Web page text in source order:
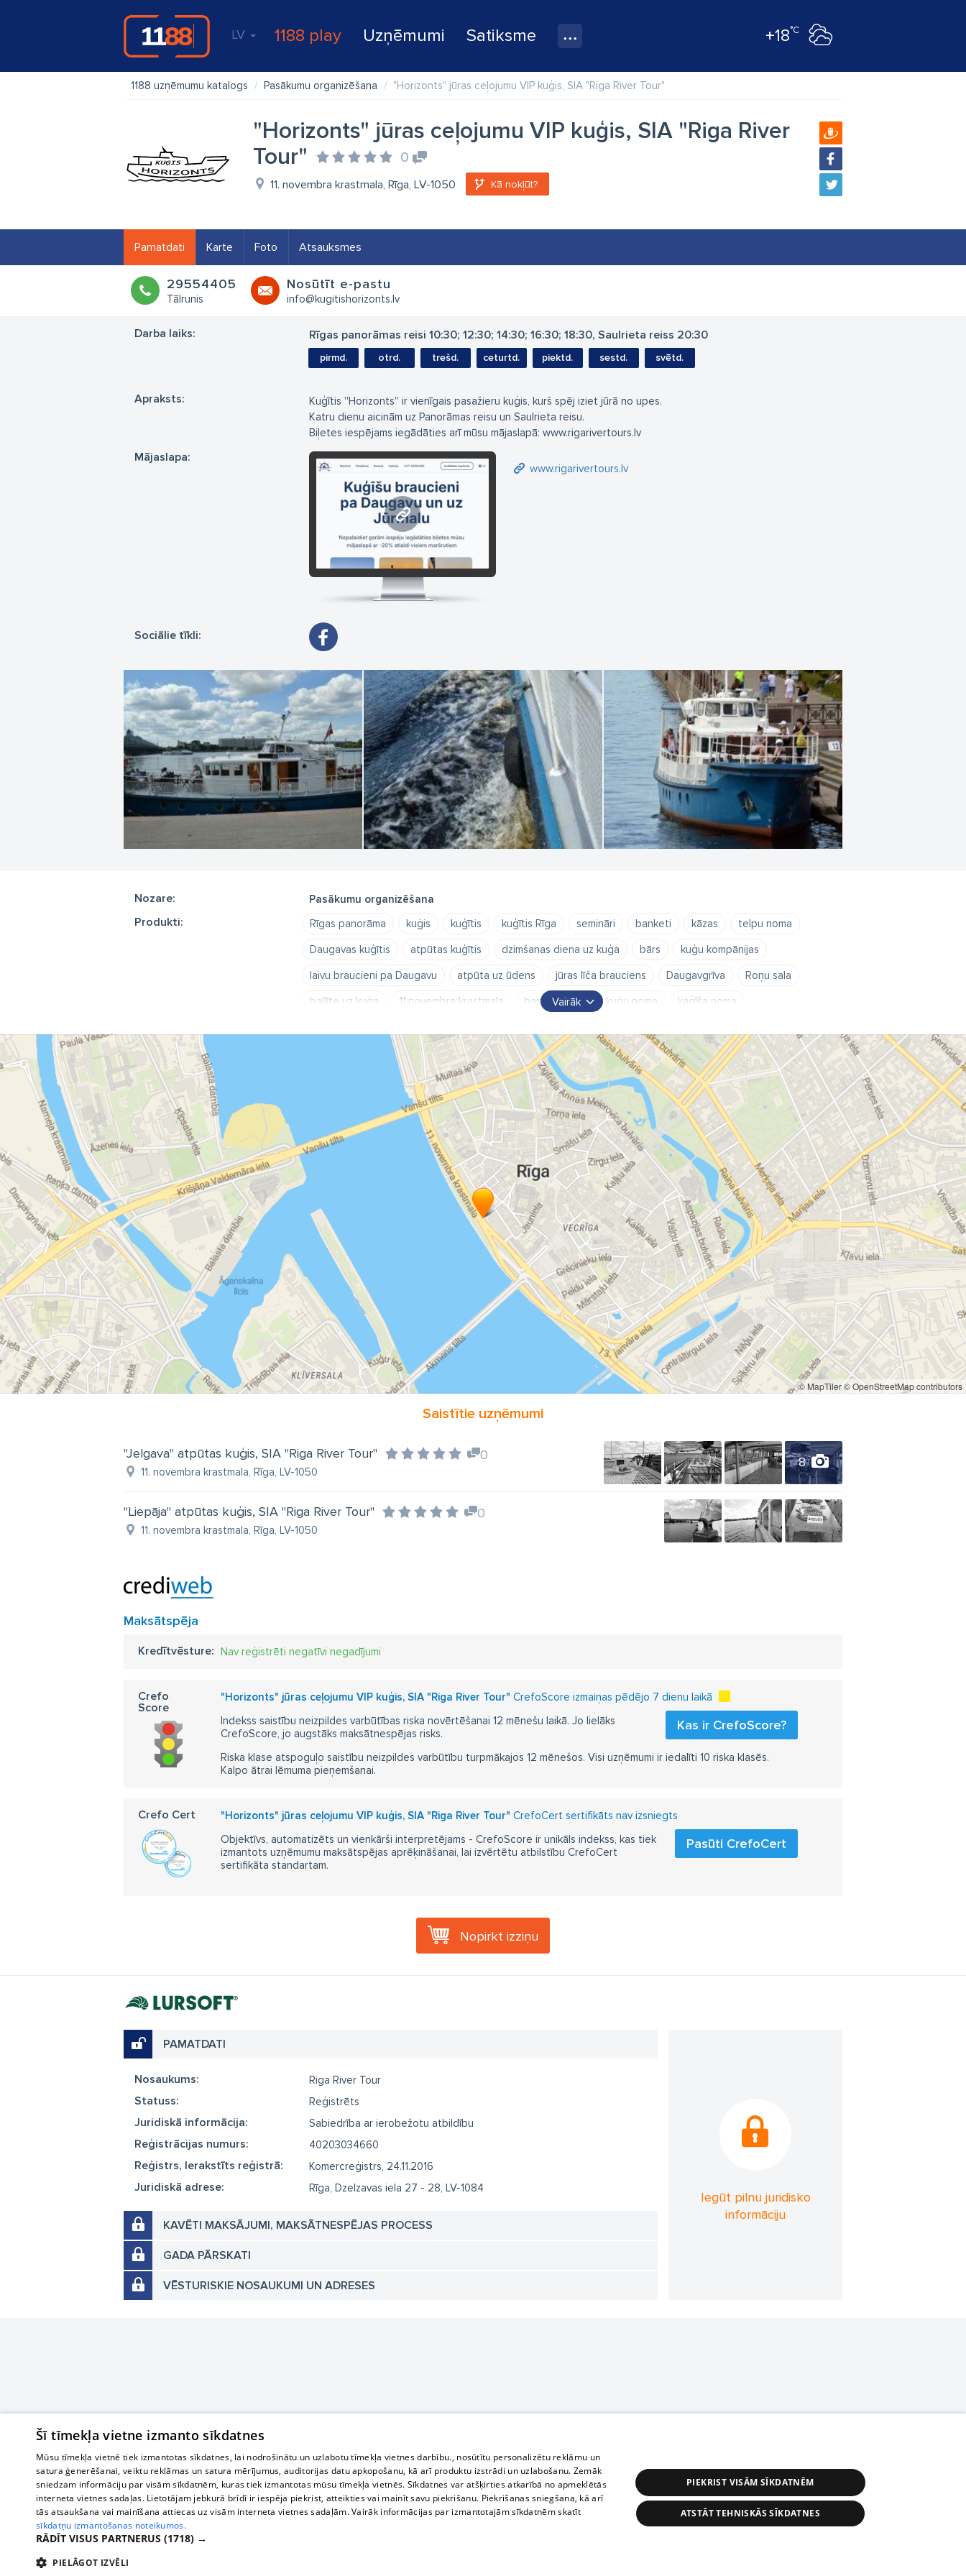
LV 1188 play Uzņēmumi Satiksme +18°C
1188 uzņēmumu katalogs Pasākumu organizēšana "Horizonts" jūras ceļojumu VIP kuģis, SIA "Riga River Tour"
"Horizonts" jūras ceļojumu VIP kuģis, SIA "Riga River
Tour"
0
11. novembra krastmala, Rīga, LV-1050 Kā nokļūt?
Pamatdati Karte Foto Atsauksmes
29554405
Tālrunis
Nosūtīt e-pastu
info@kugitishorizonts.lv
Darba laiks: Rīgas panorāmas reisi 10:30; 12:30; 14:30; 16:30; 18:30, Saulrieta reiss 20:30
pirmd. otrd. trešd. ceturtd. piektd. sestd. svētd.
Apraksts:
Kuģītis ''Horizonts'' ir vienīgais pasažieru kuģis, kurš spēj iziet jūrā no upes.
Katru dienu aicinām uz Panorāmas reisu un Saulrieta reisu.
Biļetes iespējams iegādāties arī mūsu mājaslapā: www.rigarivertours.lv
Mājaslapa:
www.rigarivertours.lv
www.rigarivertours.lv
Sociālie tīkli:
Nozare: Pasākumu organizēšana
Produkti: Rīgas panorāma kuģis kuģītis kuģītis Rīga semināri banketi kāzas
telpu noma
Daugavas kuģītis
atpūtas kuģītis dzimšanas diena uz kuģa bārs
kuģu kompānijas
laivu braucieni pa Daugavu
atpūta uz ūdens jūras līča brauciens Daugavgrīva
Roņu sala
ballīte uz kuģa
11.novembra krastmala banketu zāle kuģu noma
kaģīša noma
brauciens līdz Rīgas jūras līcim saulrieta reiss saulriets panorāmas reiss
Vairāk
© MapTiler© OpenStreetMap contributors
Saistītie uzņēmumi
"Jelgava" atpūtas kuģis, SIA "Riga River Tour" 0
11. novembra krastmala, Rīga, LV-1050
8
"Liepāja" atpūtas kuģis, SIA "Riga River Tour" 0
11. novembra krastmala, Rīga, LV-1050
Maksātspēja
Kredītvēsture: Nav reģistrēti negatīvi negadījumi
Crefo
Score
"Horizonts" jūras ceļojumu VIP kuģis, SIA "Riga River Tour" CrefoScore izmaiņas pēdējo 7 dienu laikā
Kas ir CrefoScore?
Indekss saistību neizpildes varbūtības riska novērtēšanai 12 mēnešu laikā. Jo lielāks
CrefoScore, jo augstāks maksātnespējas risks.
Riska klase atspoguļo saistību neizpildes varbūtību turpmākajos 12 mēnešos. Visi uzņēmumi ir iedalīti 10 riska klasēs.
Kalpo ātrai lēmuma pieņemšanai.
Crefo Cert "Horizonts" jūras ceļojumu VIP kuģis, SIA "Riga River Tour" CrefoCert sertifikāts nav izsniegts
Pasūti CrefoCert
Objektīvs, automatizēts un vienkārši interpretējams - CrefoScore ir unikāls indekss, kas tiek
izmantots uzņēmumu maksātspējas aprēķināšanai, lai izvērtētu atbilstību CrefoCert
sertifikāta standartam.
Nopirkt izziņu
PAMATDATI
Nosaukums: Riga River Tour
Statuss: Reģistrēts
Juridiskā informācija: Sabiedrība ar ierobežotu atbildību
Reģistrācijas numurs: 40203034660
Reģistrs, Ierakstīts reģistrā: Komercreģistrs, 24.11.2016
Juridiskā adrese: Rīga, Dzelzavas iela 27 - 28, LV-1084
KAVĒTI MAKSĀJUMI, MAKSĀTNESPĒJAS PROCESS
GADA PĀRSKATI
VĒSTURISKIE NOSAUKUMI UN ADRESES
Iegūt pilnu juridisko
informāciju
Šī tīmekļa vietne izmanto sīkdatnes
Mūsu tīmekļa vietnē tiek izmantotas sīkdatnes, lai nodrošinātu un uzlabotu tīmekļa vietnes darbību., nosūtītu personalizētu reklāmu un
satura ģenerēšanai, veiktu reklāmas un satura mērījumus, auditorijas datu apkopošanu, kā arī produktu izstrādi un uzlabošanu. Zemāk
sniedzam informāciju par visām sīkdatnēm, kuras tiek izmantotas mūsu tīmekļa vietnēs. Sīkdatnes var atšķirties atkarībā no apmeklētās
interneta vietnes sadaļas. Lietotājam jebkurā brīdī ir iespēja piekrist, atteikties vai mainīt savu piekrišanu. Piekrišanas sniegšana, kā arī
tās atsaukšana vai mainīšana attiecas uz visām interneta vietnes sadaļām. Vairāk informācijas par izmantotajām sīkdatnēm skatīt
sīkdatņu izmantošanas noteikumos.
RĀDĪT VISUS PARTNERUS (1718) →
PIELĀGOT IZVĒLI
PIEKRIST VISĀM SĪKDATNĒM
ATSTĀT TEHNISKĀS SĪKDATNES